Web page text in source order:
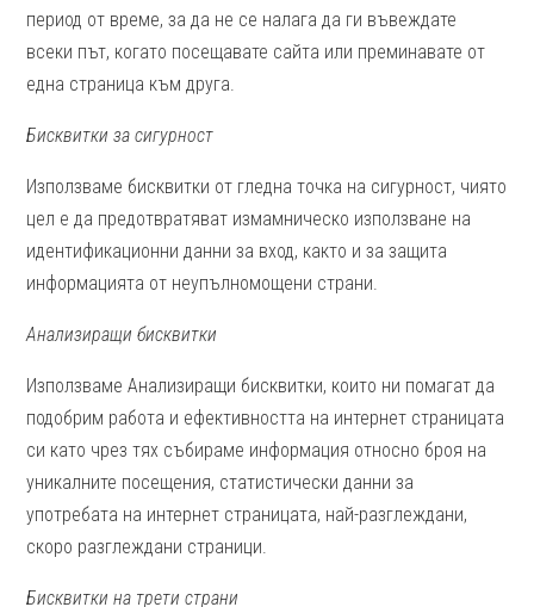
период от време, за да не се налага да ги въвеждате
всеки път, когато посещавате сайта или преминавате от
една страница към друга.
Бисквитки за сигурност
Използваме бисквитки от гледна точка на сигурност, чиято
цел е да предотвратяват измамническо използване на
идентификационни данни за вход, както и за защита
информацията от неупълномощени страни.
Анализиращи бисквитки
Използваме Анализиращи бисквитки, които ни помагат да
подобрим работа и ефективността на интернет страницата
си като чрез тях събираме информация относно броя на
уникалните посещения, статистически данни за
употребата на интернет страницата, най-разглеждани,
скоро разглеждани страници.
Бисквитки на трети страни